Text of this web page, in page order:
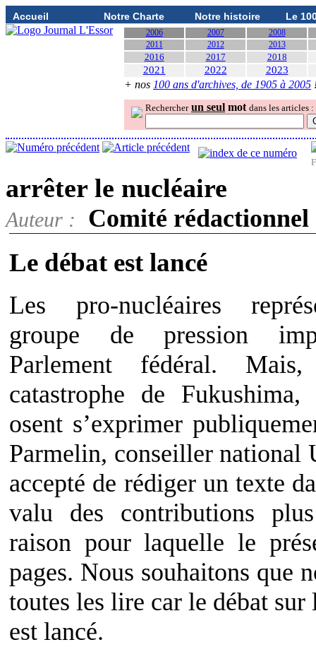
Accueil Notre Charte Notre histoire Le
2006 2007
2008
2011
2012 2013
2016 2017 2018
2021 2022 2023
+ nos 100 ans d'archives, de 1905 à 2005
Rechercher un seul mot dans les articles :
arrêter le nucléaire
Auteur : Comité rédactionnel
Le débat est lancé
Les pro-nucléaires
groupe de pression
Parlement fédéral.
catastrophe de Fukushima,
osent s’exprimer
Parmelin, conseiller national
accepté de rédiger un texte
valu des contributions
raison pour laquelle le
pages. Nous souhaitons que
toutes les lire car le débat sur
est lancé.